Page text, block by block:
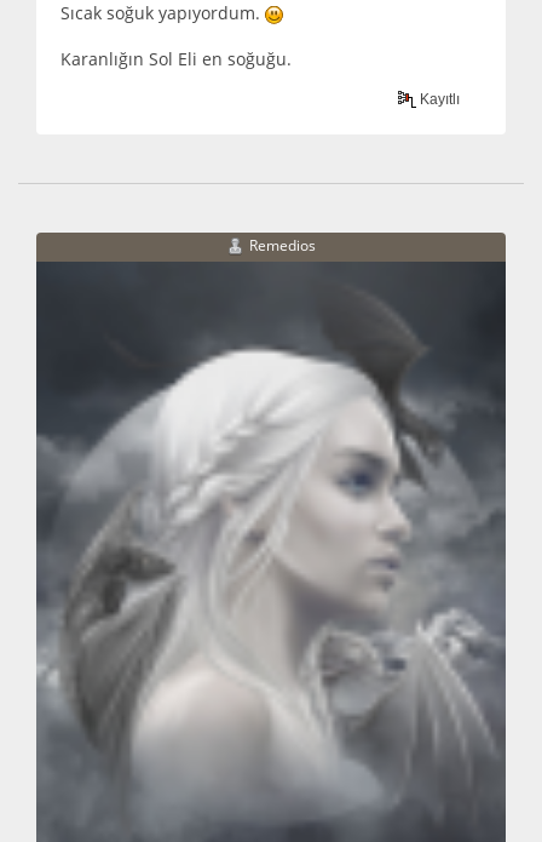
Sıcak soğuk yapıyordum.
Karanlığın Sol Eli en soğuğu.
Kayıtlı
Remedios